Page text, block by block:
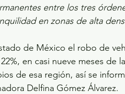
entre los tres
en zonas de alta
de México el robo de
en casi nueve meses de
de esa región, así se
Delfina Gómez Álvarez.